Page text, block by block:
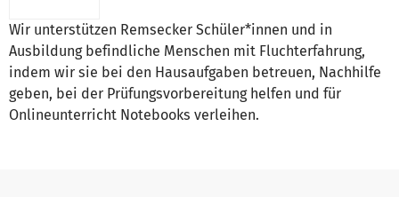
Wir unterstützen Remsecker Schüler*innen und in
Ausbildung befindliche Menschen mit Fluchterfahrung,
indem wir sie bei den Hausaufgaben betreuen, Nachhilfe
geben, bei der Prüfungsvorbereitung helfen und für
Onlineunterricht Notebooks verleihen.